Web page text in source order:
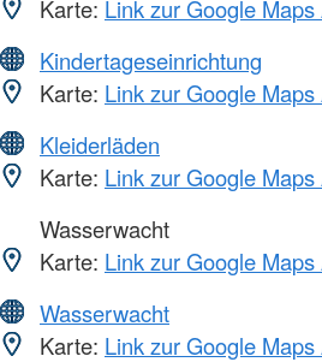
Karte: Link zur Google
Kindertageseinrichtung
Karte: Link zur Google
Kleiderläden
Karte: Link zur Google
Wasserwacht
Karte: Link zur Google
Wasserwacht
Karte: Link zur Google